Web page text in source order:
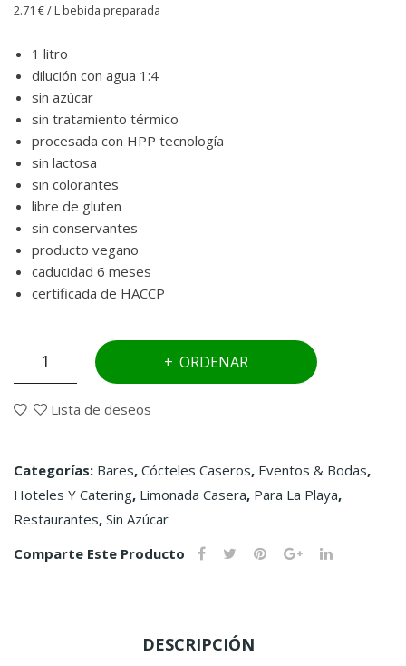
2.71 €/ L bebida preparada
1 litro
dilución con agua 1:4
sin azúcar
sin tratamiento térmico
procesada con HPP tecnología
sin lactosa
sin colorantes
libre de gluten
sin conservantes
producto vegano
caducidad 6 meses
certificada de HACCP
limón
cantidad
ORDENAR
Lista de deseos
Categorías: Bares, Cócteles Caseros, Eventos & Bodas,
Hoteles Y Catering, Limonada Casera, Para La Playa,
Restaurantes, Sin Azúcar
Comparte Este Producto
DESCRIPCIÓN